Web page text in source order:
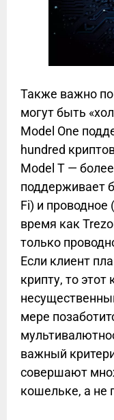
Также важно
могут быть
Model One
hundred
Model T —
поддерживает
Fi) и проводное
время как
только
Если клиент
крипту, то этот
мере
важный
совершают
кошельке, а не